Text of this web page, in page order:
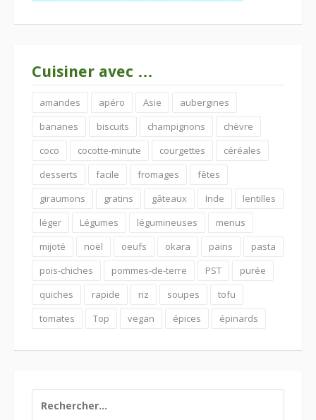
Cuisiner avec …
amandes apéro Asie
aubergines
bananes
biscuits champignons
chèvre
coco
cocotte-minute courgettes
céréales
desserts
facile fromages
fêtes
giraumons
gratins gâteaux Inde
lentilles
léger
Légumes légumineuses
menus
mijoté
noël oeufs okara pains
pasta
pois-chiches
pommes-de-terre PST
purée
quiches
rapide riz soupes
tofu
tomates
Top vegan épices épinards